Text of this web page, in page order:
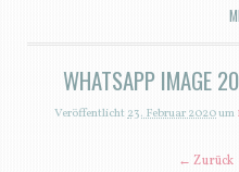
ZUM INHALT SPRINGEN
WHATSAPP IMAGE
Veröffentlicht23. Februar 2020um
← Zurück